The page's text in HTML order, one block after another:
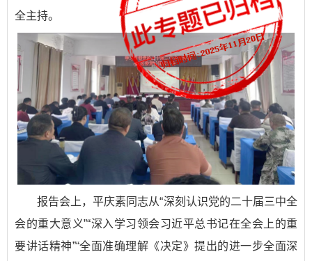
全主持。
报告会上，平庆素同志从“深刻认识党的二十届三中全
会的重大意义”“深入学习领会习近平总书记在全会上的重
要讲话精神”“全面准确理解《决定》提出的进一步全面深